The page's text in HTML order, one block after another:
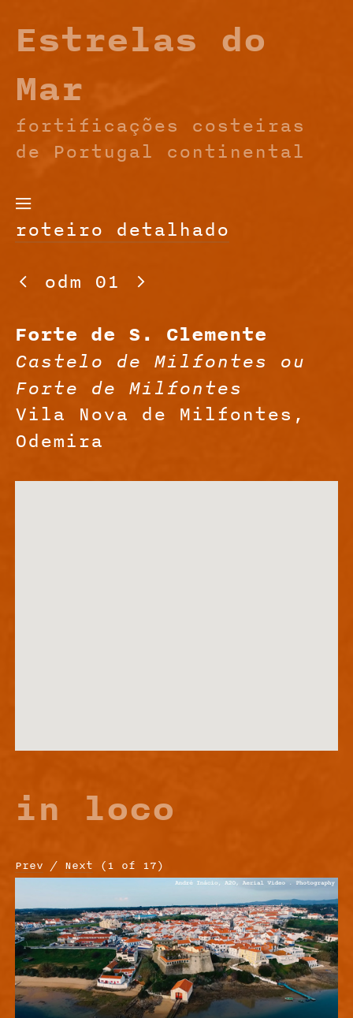
Estrelas do
Mar
fortificações costeiras
de Portugal continental

roteiro detalhado
 odm 01 
Forte de S. Clemente
Castelo de Milfontes ou
Forte de Milfontes
Vila Nova de Milfontes,
Odemira
in loco
Prev / Next ( 1 of 17)